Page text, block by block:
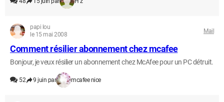
papi lou
le 15 mai 2008
Mail
Comment résilier abonnement chez mcafee
Bonjour, je veux résilier un abonnement chez McAfee pour un PC détruit.
52 9 juin par mcafee nice